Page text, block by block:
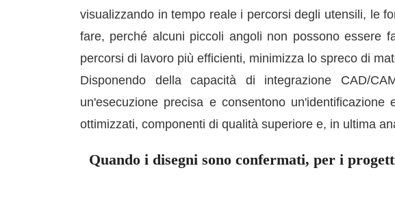
visualizzando in tempo reale i percorsi degli utensili, le
fare, perché alcuni piccoli angoli non possono essere
percorsi di lavoro più efficienti, minimizza lo spreco di
Disponendo della capacità di integrazione CAD/
un'esecuzione precisa e consentono
ottimizzati, componenti di qualità superiore e, in ultima
Quando i disegni sono confermati, per i